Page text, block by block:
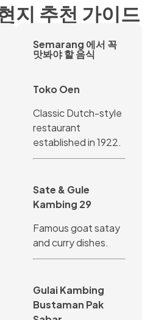
지 추천 가이드
Semarang 에서 꼭
맛봐야 할 음식
Toko Oen
Classic Dutch-style
restaurant
established in 1922.
Sate & Gule
Kambing 29
Famous goat satay
and curry dishes.
Gulai Kambing
Bustaman Pak